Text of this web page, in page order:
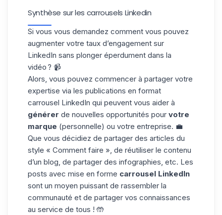
Synthèse sur les carrousels Linkedin
Si vous vous demandez comment vous pouvez
augmenter votre taux d’engagement sur
LinkedIn sans plonger éperdument dans la
vidéo ? 📹
Alors, vous pouvez commencer à partager votre
expertise via les publications en format
carrousel LinkedIn qui peuvent vous aider à
générer de nouvelles opportunités pour votre
marque (personnelle) ou votre entreprise. 💼
Que vous décidiez de partager des articles du
style « Comment faire », de réutiliser le contenu
d’un blog, de partager des infographies, etc. Les
posts avec mise en forme carrousel LinkedIn
sont un moyen puissant de rassembler la
communauté et de partager vos connaissances
au service de tous ! 🤲